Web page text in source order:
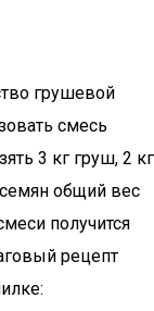
грушевой
смесь
3 кг груш, 2 кг
общий вес
получится
рецепт